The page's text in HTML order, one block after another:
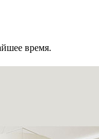
время.